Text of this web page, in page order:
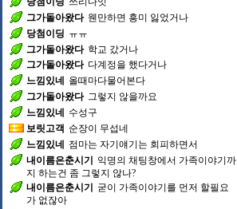
그가돌아왔다 웬만하면 흥미 잃었거나
당첨이딩 ㅠㅠ
그가돌아왔다 학교 갔거나
그가돌아왔다 다계정을 했다거나
느낌있네
올때마다물어본다
그가돌아왔다 그렇지 않을까요
느낌있네
수성구
보릿고객 순장이 무섭네
느낌있네
점마는 자기얘기는 회피하면서
내이름은춘시기
익명의 채팅창에서 가족이야기까
지 하는건 좀 그렇지 않나?
내이름은춘시기
굳이 가족이야기를 먼저 할필요
가 없잖아